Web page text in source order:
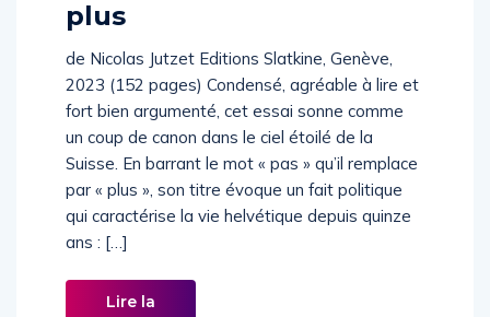
plus
de Nicolas Jutzet Editions Slatkine, Genève,
2023 (152 pages) Condensé, agréable à lire et
fort bien argumenté, cet essai sonne comme
un coup de canon dans le ciel étoilé de la
Suisse. En barrant le mot « pas » qu’il remplace
par « plus », son titre évoque un fait politique
qui caractérise la vie helvétique depuis quinze
ans : […]
Lire la